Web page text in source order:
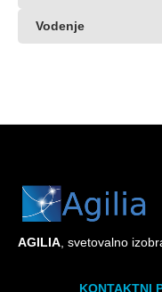
Vodenje
AGILIA , svetovalno
KONTAKTNI